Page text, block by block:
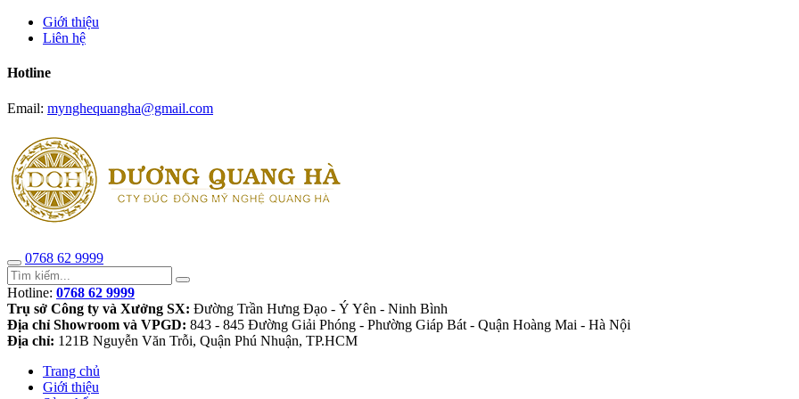
Giới thiệu
Liên hệ
Hotline
Email: mynghequangha@gmail.com
0768 62 9999
Hotline: 0768 62 9999
Trụ sở Công ty và Xưởng SX: Đường Trần Hưng Đạo - Ý Yên - Ninh Bình
Địa chỉ Showroom và VPGD: 843 - 845 Đường Giải Phóng - Phường Giáp Bát - Quận Hoàng Mai - Hà Nội
Địa chỉ: 121B Nguyễn Văn Trỗi, Quận Phú Nhuận, TP.HCM
Trang chủ
Giới thiệu